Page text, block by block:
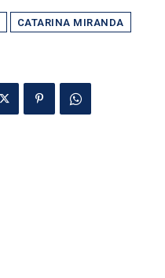
CATARINA MIRANDA